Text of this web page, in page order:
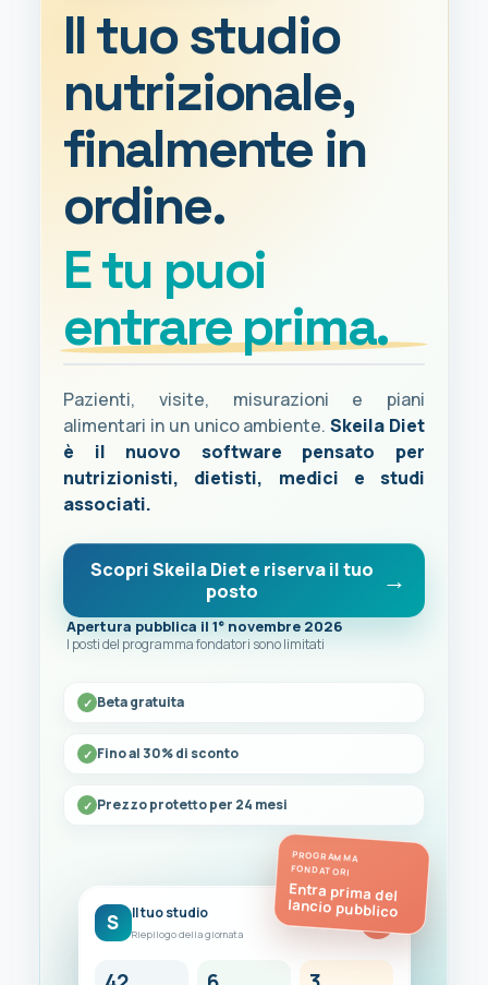
Il tuo studio
nutrizionale,
finalmente in
ordine.
E tu puoi
entrare prima.
Pazienti, visite, misurazioni e piani
alimentari in un unico ambiente.Skeila Diet
è il nuovo software pensato per
nutrizionisti, dietisti, medici e studi
associati.
Scopri Skeila Diet e riserva il tuo
posto
Apertura pubblica il 1° novembre 2026
I posti del programma fondatori sono limitati
Beta gratuita
Fino al 30% di sconto
Prezzo protetto per 24 mesi
PROGRAMMA
FONDATORI
Entra prima del
lancio pubblico
S Il tuo studio
Riepilogo della giornata
FC